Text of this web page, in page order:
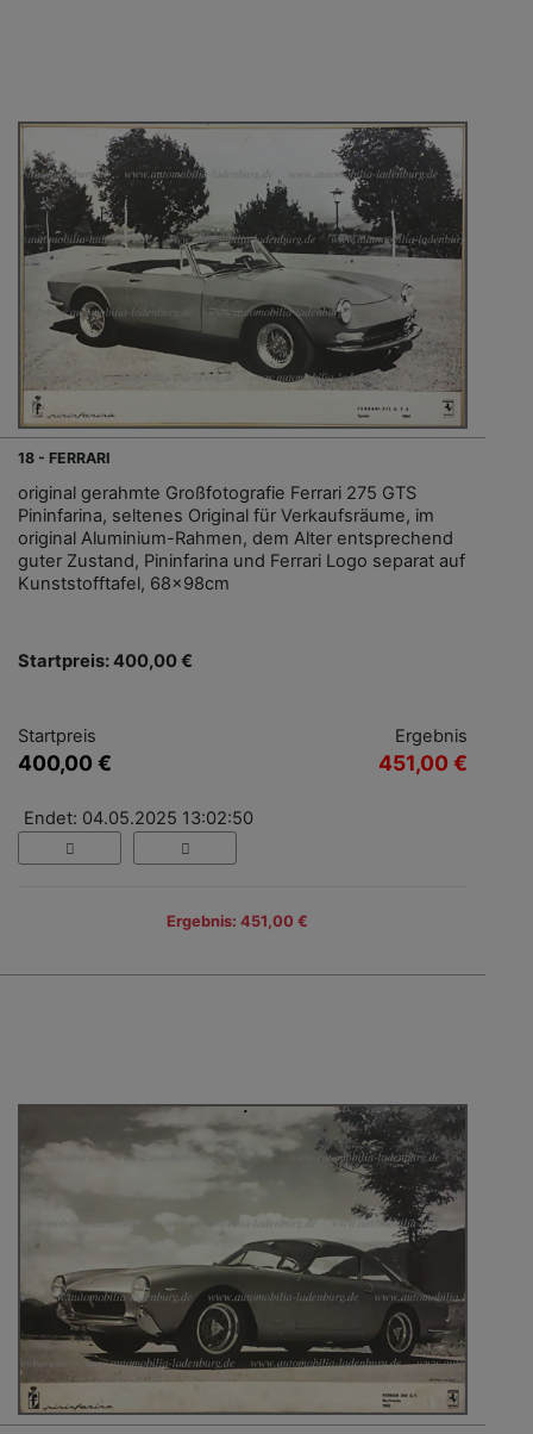
18 - FERRARI
original gerahmte Großfotografie Ferrari 275 GTS
Pininfarina, seltenes Original für Verkaufsräume, im
original Aluminium-Rahmen, dem Alter entsprechend
guter Zustand, Pininfarina und Ferrari Logo separat auf
Kunststofftafel, 68x98cm
Startpreis: 400,00 €
Startpreis
400,00 €
Ergebnis
451,00 €
Endet: 04.05.2025 13:02:50
Ergebnis: 451,00 €